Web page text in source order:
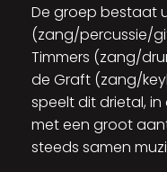
De groep bestaat
(zang/percussie/
Timmers (zang/
de Graft (zang/
speelt dit drietal,
met een groot
steeds samen